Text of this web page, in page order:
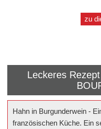
zu
Leckeres
Hahn in Burgunderwein -
französischen Küche. Ein